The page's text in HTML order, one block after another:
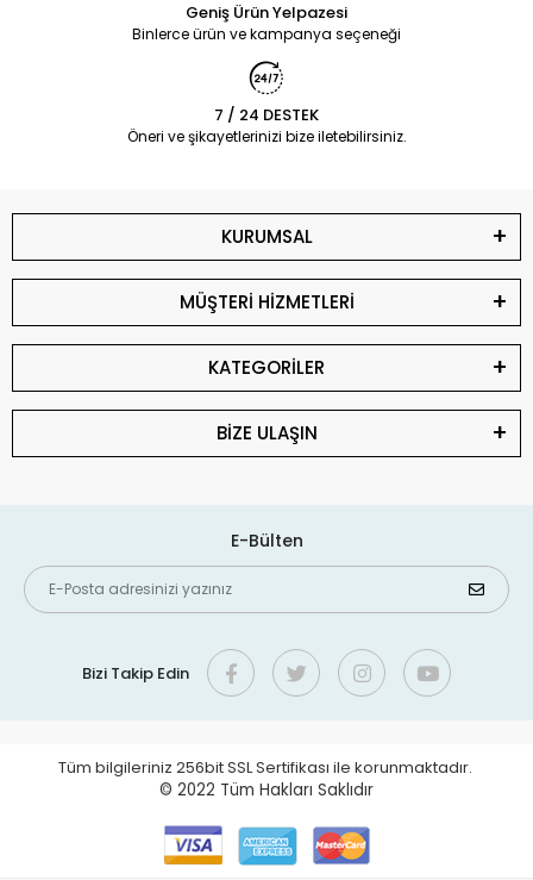
Geniş Ürün Yelpazesi
Binlerce ürün ve kampanya seçeneği
7 / 24 DESTEK
Öneri ve şikayetlerinizi bize iletebilirsiniz.
KURUMSAL
MÜŞTERİ HİZMETLERİ
KATEGORİLER
BİZE ULAŞIN
E-Bülten
Bizi Takip Edin
Tüm bilgileriniz 256bit SSL Sertifikası ile korunmaktadır.
© 2022 Tüm Hakları Saklıdır